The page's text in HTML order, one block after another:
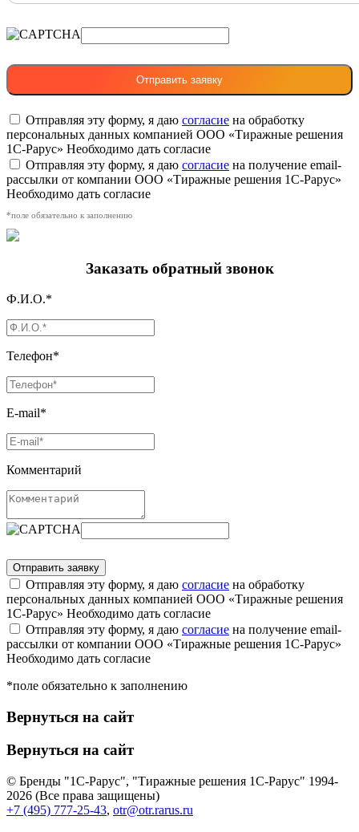
Отправляя эту форму, я даю согласие на обработку
персональных данных компанией ООО «Тиражные решения
1С-Рарус» Необходимо дать согласие
Отправляя эту форму, я даю согласие на получение email-
рассылки от компании ООО «Тиражные решения 1С-Рарус»
Необходимо дать согласие
*поле обязательно к заполнению
Заказать обратный звонок
Ф.И.О.*
Телефон*
E-mail*
Комментарий
Отправляя эту форму, я даю согласие на обработку
персональных данных компанией ООО «Тиражные решения
1С-Рарус» Необходимо дать согласие
Отправляя эту форму, я даю согласие на получение email-
рассылки от компании ООО «Тиражные решения 1С-Рарус»
Необходимо дать согласие
*поле обязательно к заполнению
Вернуться на сайт
Вернуться на сайт
© Бренды "1С-Рарус", "Тиражные решения 1С-Рарус" 1994-
2026 (Все права защищены)
+7 (495) 777-25-43, otr@otr.rarus.ru